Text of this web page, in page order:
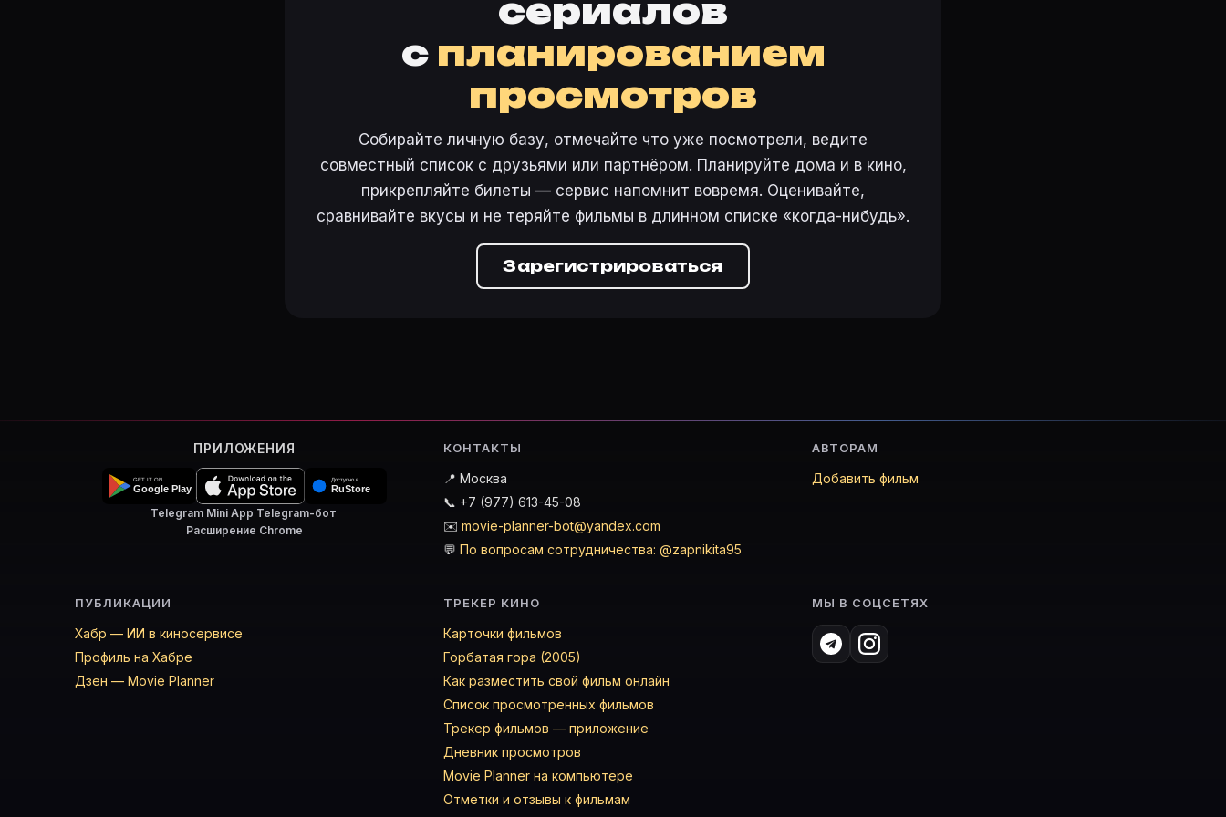
сериалов
с планированием
просмотров
Собирайте личную базу, отмечайте что уже посмотрели, ведите
совместный список с друзьями или партнёром. Планируйте дома и в кино,
прикрепляйте билеты — сервис напомнит вовремя. Оценивайте,
сравнивайте вкусы и не теряйте фильмы в длинном списке «когда-нибудь».
Зарегистрироваться
ПРИЛОЖЕНИЯ
Telegram Mini App·Telegram-бот·
Расширение Chrome
КОНТАКТЫ
📍 Москва
📞 +7 (977) 613-45-08
✉️ movie-planner-bot@yandex.com
💬 По вопросам сотрудничества: @zapnikita95
АВТОРАМ
Добавить фильм
ПУБЛИКАЦИИ
Хабр — ИИ в киносервисе
Профиль на Хабре
Дзен — Movie Planner
ТРЕКЕР КИНО
Карточки фильмов
Горбатая гора (2005)
Как разместить свой фильм онлайн
Список просмотренных фильмов
Трекер фильмов — приложение
Дневник просмотров
Movie Planner на компьютере
Отметки и отзывы к фильмам
МЫ В СОЦСЕТЯХ